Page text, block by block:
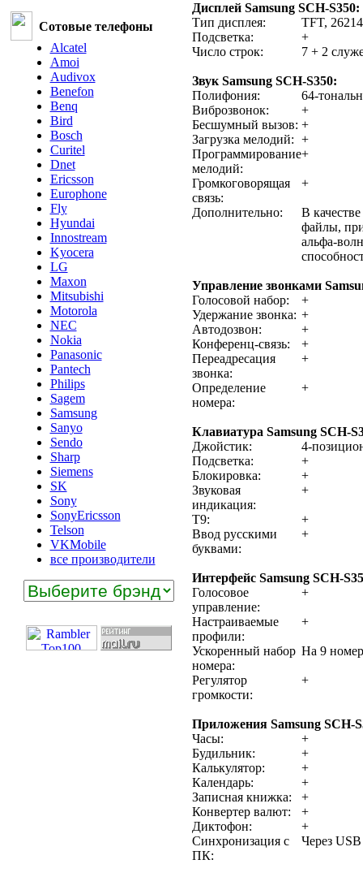
Сотовые телефоны
Alcatel
Amoi
Audivox
Benefon
Benq
Bird
Bosch
Curitel
Dnet
Ericsson
Europhone
Fly
Hyundai
Innostream
Kyocera
LG
Maxon
Mitsubishi
Motorola
NEC
Nokia
Panasonic
Pantech
Philips
Sagem
Samsung
Sanyo
Sendo
Sharp
Siemens
SK
Sony
SonyEricsson
Telson
VKMobile
все производители
Дисплей Samsung SCH-S350:
Тип дисплея:
TFT,
Подсветка:
+
Число строк:
7 + 2
Звук Samsung SCH-S350:
Полифония:
64-
Виброзвонок:
+
Бесшумный вызов: +
Загрузка мелодий: +
Программирование
мелодий:
+
Громкоговорящая
связь:
+
Дополнительно:
В
файлы,
альфа-
Управление звонками
Голосовой набор:
+
Удержание звонка: +
Автодозвон:
+
Конференц-связь:
+
Переадресация
звонка:
+
Определение
номера:
+
Клавиатура Samsung SCH-
Джойстик:
4-
Подсветка:
+
Блокировка:
+
Звуковая
индикация:
+
T9:
+
Ввод русскими
буквами:
+
Интерфейс Samsung SCH-
Голосовое
управление:
+
Настраиваемые
профили:
+
Ускоренный набор
номера:
На 9
Регулятор
громкости:
+
Приложения Samsung SCH-
Часы:
+
Будильник:
+
Калькулятор:
+
Календарь:
+
Записная книжка:
+
Конвертер валют:
+
Диктофон:
+
Синхронизация с
ПК:
Через